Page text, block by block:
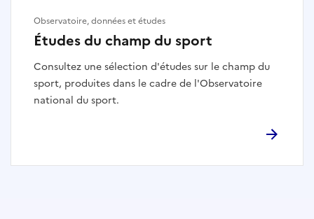
Études du champ du sport
Consultez une sélection d'études sur le champ du
sport, produites dans le cadre de l'Observatoire
national du sport.
Observatoire, données et études